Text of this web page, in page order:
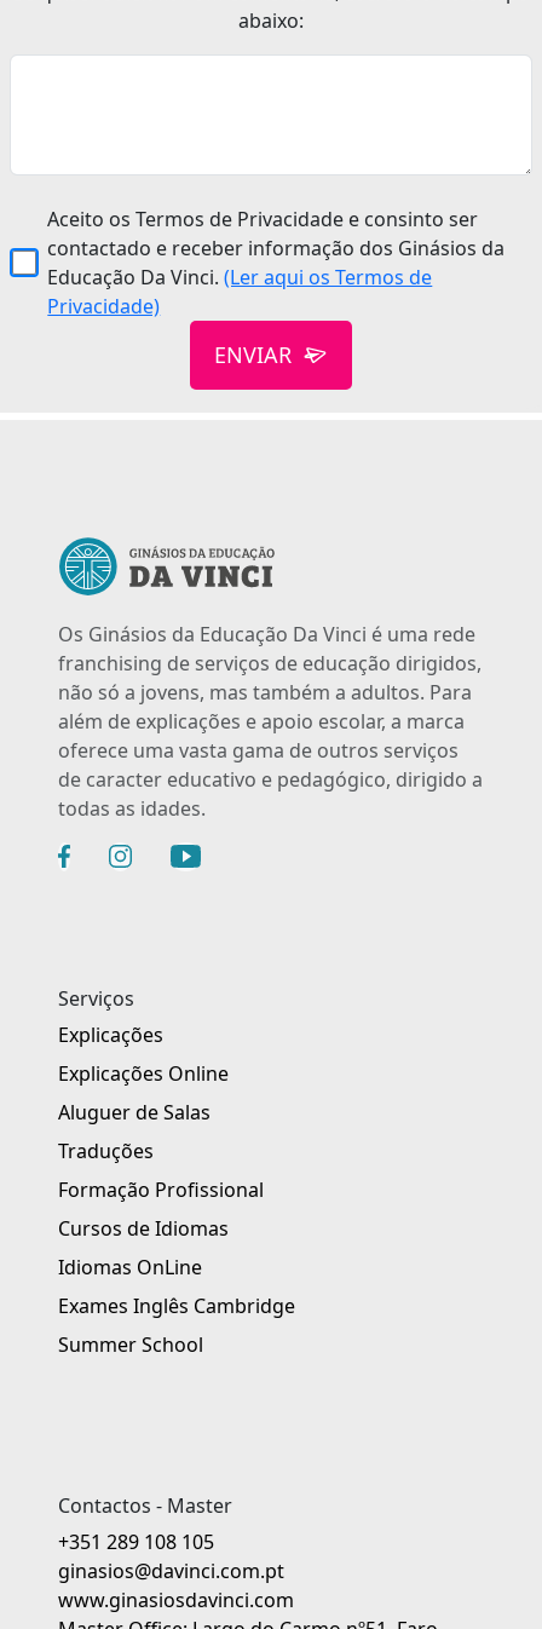
abaixo:
Aceito os Termos de Privacidade e consinto ser
contactado e receber informação dos Ginásios da
Educação Da Vinci.(Ler aqui os Termos de
Privacidade)
ENVIAR
Os Ginásios da Educação Da Vinci é uma rede
franchising de serviços de educação dirigidos,
não só a jovens, mas também a adultos. Para
além de explicações e apoio escolar, a marca
oferece uma vasta gama de outros serviços
de caracter educativo e pedagógico, dirigido a
todas as idades.
Serviços
Explicações
Explicações Online
Aluguer de Salas
Traduções
Formação Profissional
Cursos de Idiomas
Idiomas OnLine
Exames Inglês Cambridge
Summer School
Contactos - Master
+351 289 108 105
ginasios@davinci.com.pt
www.ginasiosdavinci.com